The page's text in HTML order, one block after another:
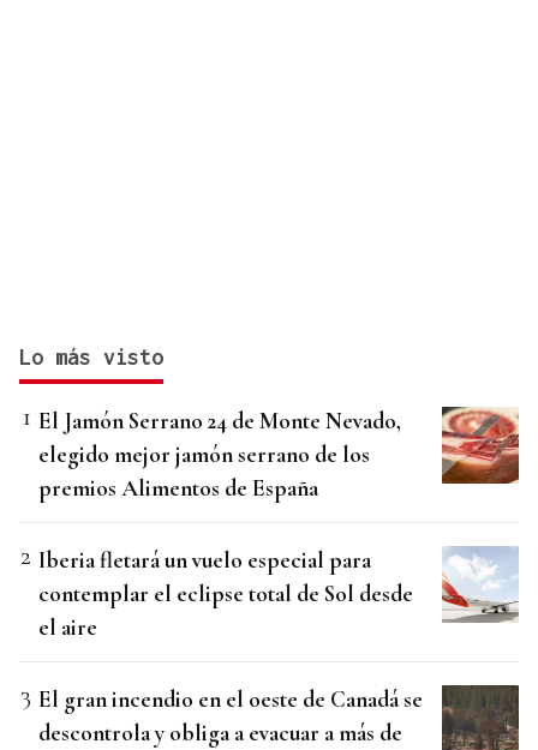
Lo más visto
El Jamón Serrano 24 de Monte Nevado,
elegido mejor jamón serrano de los
premios Alimentos de España
Iberia fletará un vuelo especial para
contemplar el eclipse total de Sol desde
el aire
El gran incendio en el oeste de Canadá se
descontrola y obliga a evacuar a más de